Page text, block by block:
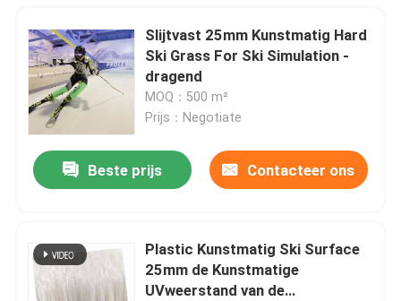
Slijtvast 25mm Kunstmatig Hard
Ski Grass For Ski Simulation -
dragend
MOQ：500 m²
Prijs：Negotiate
Beste prijs Contacteer ons
Plastic Kunstmatig Ski Surface
25mm de Kunstmatige
UVweerstand van de